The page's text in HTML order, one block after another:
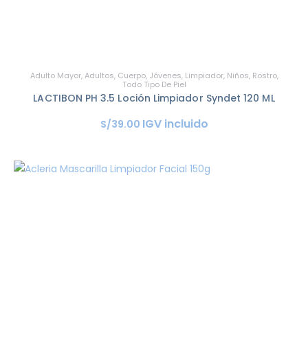
Adulto Mayor,Adultos, Cuerpo, Jóvenes, Limpiador, Niños, Rostro,
Todo Tipo De Piel
LACTIBON PH 3.5 Loción Limpiador Syndet 120 ML
S/39.00 IGV incluido